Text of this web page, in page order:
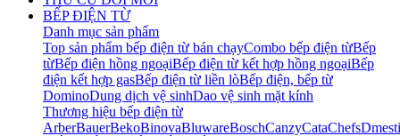
BẾP ĐIỆN TỪ
Danh mục sản phẩm
Top sản phẩm bếp điện từ bán chạyCombo bếp điện từBếp
từBếp điện hồng ngoạiBếp điện từ kết hợp hồng ngoạiBếp
điện kết hợp gasBếp điện từ liền lòBếp điện, bếp từ
DominoDung dịch vệ sinhDao vệ sinh mặt kính
Thương hiệu bếp điện từ
ArberBauerBekoBinovaBluwareBoschCanzyCataChefs